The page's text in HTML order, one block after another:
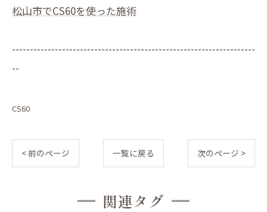
松山市でCS60を使った施術
--------------------------------------------------------------------
--
CS60
< 前のページ 一覧に戻る 次のページ >
関連タグ